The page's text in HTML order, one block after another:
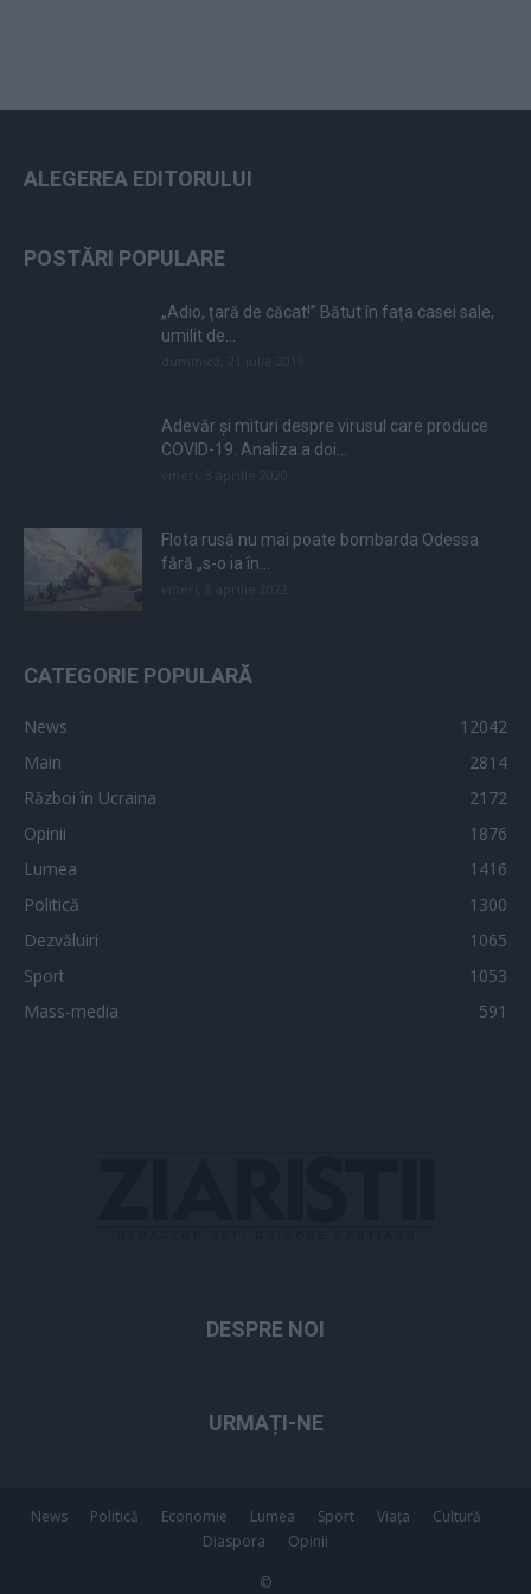
ALEGEREA EDITORULUI
POSTĂRI POPULARE
„Adio, țară de căcat!” Bătut în fața casei sale,
umilit de...
Adevăr și mituri despre virusul care produce
COVID-19. Analiza a doi...
Flota rusă nu mai poate bombarda Odessa
fără „s-o ia în...
CATEGORIE POPULARĂ
News
12042
Main
2814
Război în Ucraina
2172
Opinii
1876
Lumea
1416
Politică
1300
Dezvăluiri
1065
Sport
1053
Mass-media
591
DESPRE NOI
URMAȚI-NE
News Politică Economie Lumea Sport Viața
Cultură
Diaspora
Opinii
©